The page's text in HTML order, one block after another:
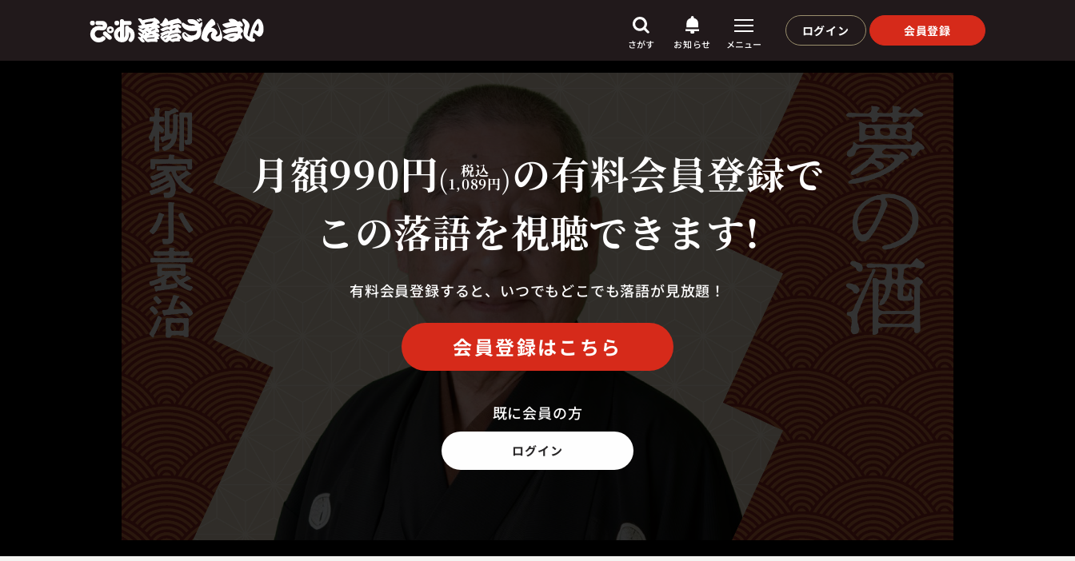
さがす
芸人からさがす
演目
上演時間からさがす
お知らせ メニュー
ログイン 会員登録
月額990円( 税込
1,089円)の有料会員登録で
この落語を視聴できます!
有料会員登録すると、いつでもどこでも落語が見放題！
会員登録はこちら
既に会員の方
ログイン